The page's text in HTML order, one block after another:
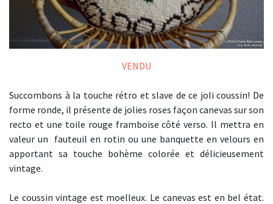
VENDU
Succombons à la touche rétro et slave de ce joli coussin! De
forme ronde, il présente de jolies roses façon canevas sur son
recto et une toile rouge framboise côté verso. Il mettra en
valeur un fauteuil en rotin ou une banquette en velours en
apportant sa touche bohème colorée et délicieusement
vintage.
Le coussin vintage est moelleux. Le canevas est en bel état.